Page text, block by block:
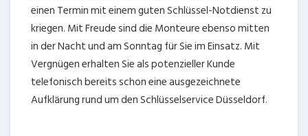
einen Termin mit einem guten Schlüssel-Notdienst zu
kriegen. Mit Freude sind die Monteure ebenso mitten
in der Nacht und am Sonntag für Sie im Einsatz. Mit
Vergnügen erhalten Sie als potenzieller Kunde
telefonisch bereits schon eine ausgezeichnete
Aufklärung rund um den Schlüsselservice Düsseldorf.